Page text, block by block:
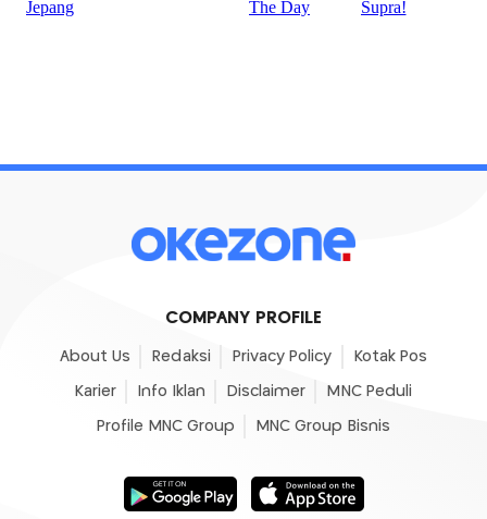
COMPANY PROFILE
About Us Redaksi Privacy Policy Kotak Pos
Karier Info Iklan Disclaimer MNC Peduli
Profile MNC Group MNC Group Bisnis